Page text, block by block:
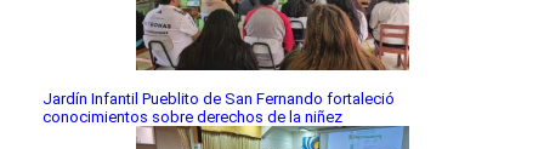
Jardín Infantil Pueblito de San Fernando fortaleció
conocimientos sobre derechos de la niñez